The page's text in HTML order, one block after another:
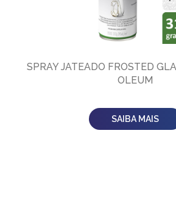
SPRAY JATEADO FROSTED
OLEUM
SAIBA MAIS